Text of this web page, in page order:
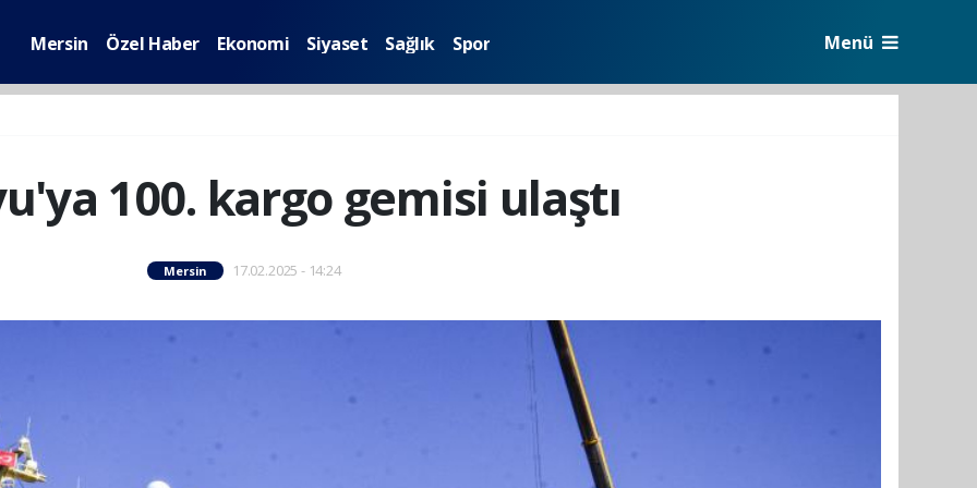
Mersin Özel Haber Ekonomi Siyaset Sağlık Spor Menü
100. kargo gemisi ulaştı
Mersin 17.02.2025 - 14:24